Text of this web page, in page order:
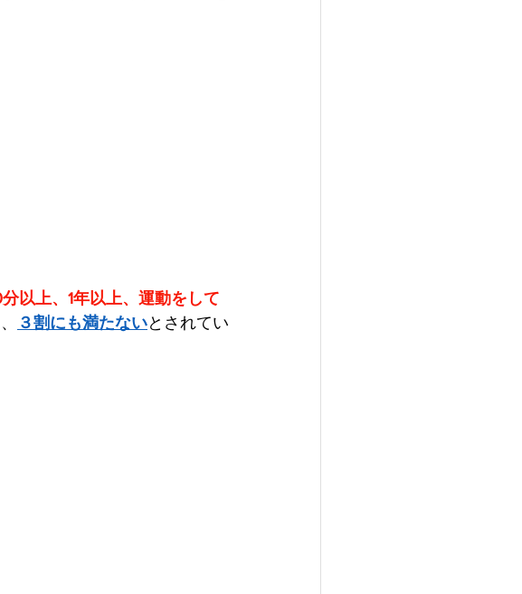
以上、1年以上、運動をして
３割にも満たないとされてい